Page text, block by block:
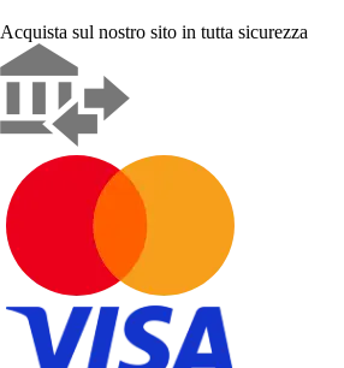
Acquista sul nostro sito in tutta sicurezza